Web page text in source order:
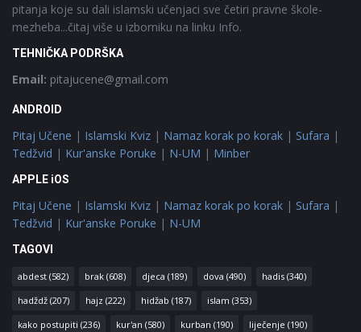
pitanja koje su dali islamski učenjaci sve četiri pravne škole-
mezheba...čitaj više u izborniku na linku Info.
TEHNIČKA PODRŠKA
Email: pitajucene@gmail.com
ANDROID
Pitaj Učene | Islamski Kviz | Namaz korak po korak | Sufara |
Tedžvid | Kur'anske Poruke | N-UM | Minber
APPLE iOS
Pitaj Učene | Islamski Kviz | Namaz korak po korak | Sufara |
Tedžvid | Kur'anske Poruke | N-UM
TAGOVI
abdest (582) brak (608) djeca (189) dova (490) hadis (340)
hadždž (207) hajz (222) hidžab (187) islam (353)
kako postupiti (236) kur'an (580) kurban (190) liječenje (190)